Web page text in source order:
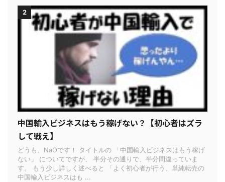
2
中国輸入ビジネスはもう稼げない？【初心者はズラ
して戦え】
どうも、NaOです！ タイトルの 「中国輸入ビジネスはもう稼げ
ない」 についてですが、 半分その通りで、半分間違っていま
す。 もう少し詳しく述べると 「よく初心者が行う、単純転売の
中国輸入ビジネスはも ...